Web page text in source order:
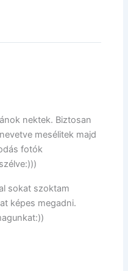
nektek. Biztosan
mesélitek majd
fotók
sokat szoktam
képes megadni.